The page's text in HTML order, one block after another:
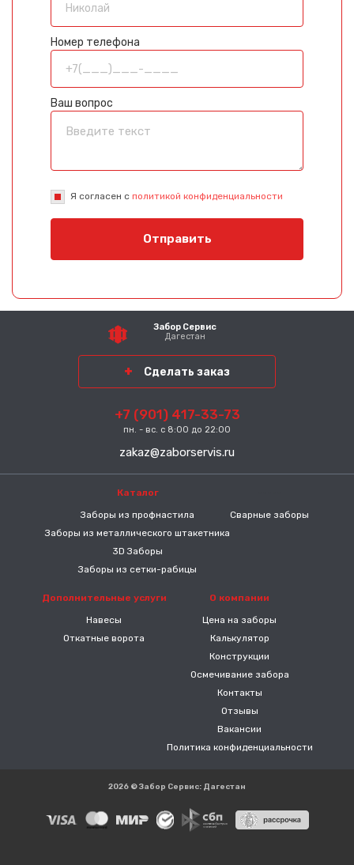
Номер телефона
Ваш вопрос
Я согласен с политикой конфиденциальности
Отправить
Забор Сервис
Дагестан
Сделать заказ
+7 (901) 417-33-73
пн. - вс. с 8:00 до 22:00
zakaz@zaborservis.ru
Каталог
Заборы из профнастила
Заборы из металлического штакетника
3D Заборы
Заборы из сетки-рабицы
Сварные заборы
Дополнительные услуги
Навесы
Откатные ворота
О компании
Цена на заборы
Калькулятор
Конструкции
Осмечивание забора
Контакты
Отзывы
Вакансии
Политика конфиденциальности
2026 © Забор Сервис: Дагестан